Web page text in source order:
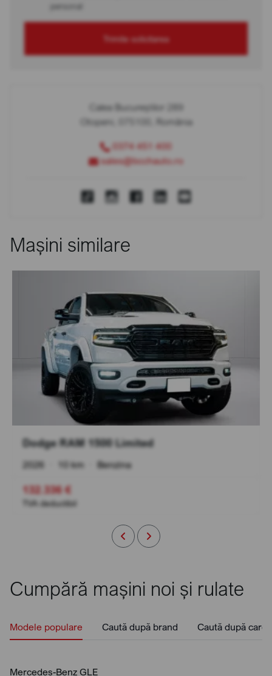
personal
Trimite solicitarea
Calea Bucureștilor 289
Otopeni, 075100, România
0374 451 400
sales@bcchauto.ro
Mașini similare
Dodge RAM 1500 Limited
2026 10 km Benzina
132.336 €
TVA deductibil
Cumpără mașini noi și rulate
Modele populare Caută după brand Caută după
Mercedes-Benz GLE